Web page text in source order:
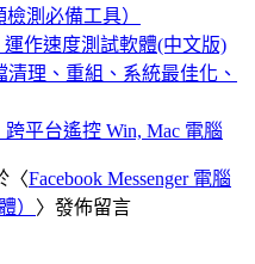
測必備工具）
運作速度測試軟體(中文版)
清理、重組、系統最佳化、
平台遙控 Win, Mac 電腦
〈Facebook Messenger 電腦
） 〉發佈留言